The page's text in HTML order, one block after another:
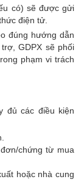
có) sẽ được gửi
điện tử.
đúng hướng dẫn
GDPX sẽ phối
phạm vi trách
đủ các điều kiện
chứng từ mua
hoặc nhà cung